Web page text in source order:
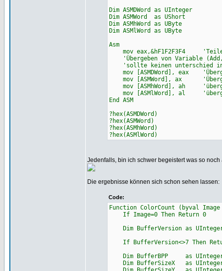
Dim ASMDWord as UInteger
Dim ASMWord as UShort
Dim ASMhWord as UByte
Dim ASMlWord as UByte
Asm
mov eax,&hF1F2F3F4 'Teile
'Übergeben von Variable (Add,
'sollte keinen unterschied in
mov [ASMDWord], eax
mov [ASMWord], ax
mov [ASMhWord], ah
mov [ASMlWord], al
End ASM
?hex(ASMDWord)
?hex(ASMWord)
?hex(ASMhWord)
?hex(ASMlWord)
Jedenfalls, bin ich schwer begeistert was so
Die ergebnisse können sich schon sehen lassen:
Code:
Function ColorCount (byval
If Image=0 Then Return 0
Dim BufferVersion as
If BufferVersion<>7 Then
Dim BufferBPP as
Dim BufferSizeX as